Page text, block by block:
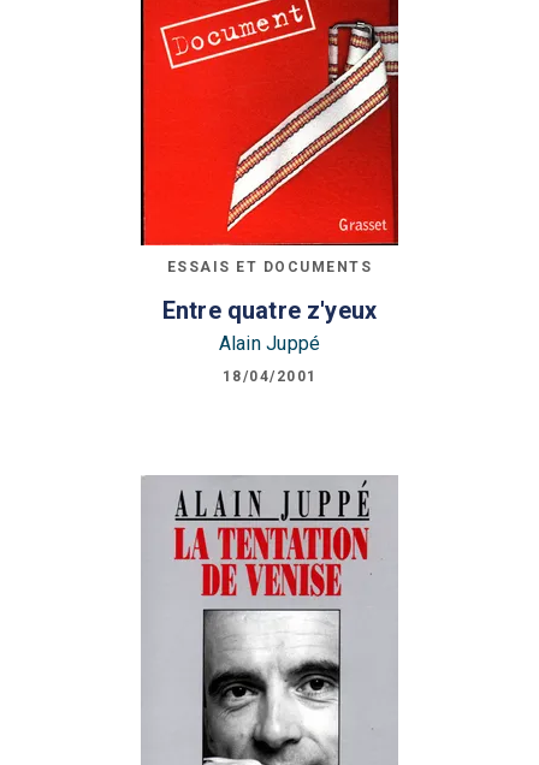
ESSAIS ET DOCUMENTS
Entre quatre z'yeux
Alain Juppé
18/04/2001